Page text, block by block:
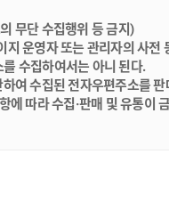
무단 수집행위 등 금지)
운영자 또는 관리자의 사전
수집하여서는 아니 된다.
여 수집된 전자우편주소를 판
따라 수집·판매 및 유통이